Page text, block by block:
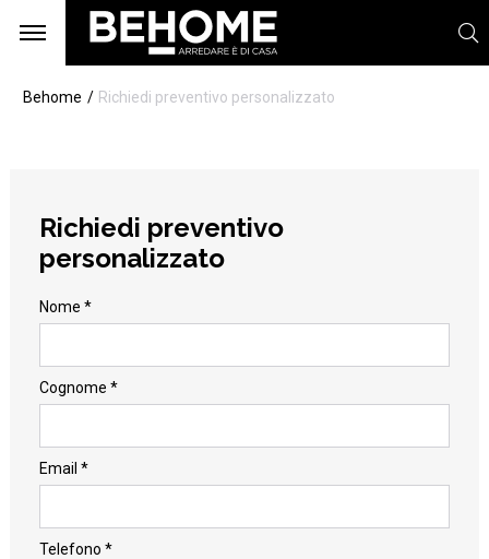
Behome Richiedi preventivo personalizzato
Richiedi preventivo
personalizzato
Nome *
Cognome *
Email *
Telefono *